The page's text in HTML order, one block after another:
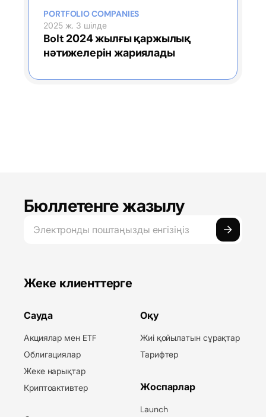
PORTFOLIO COMPANIES
2025 ж. 3 шілде
Bolt 2024 жылғы қаржылық
нәтижелерін жариялады
Бюллетенге жазылу
Жеке клиенттерге
Сауда
Акциялар мен ETF
Облигациялар
Жеке нарықтар
Криптоактивтер
Оқу
Жиі қойылатын сұрақтар
Тарифтер
Жоспарлар
Launch